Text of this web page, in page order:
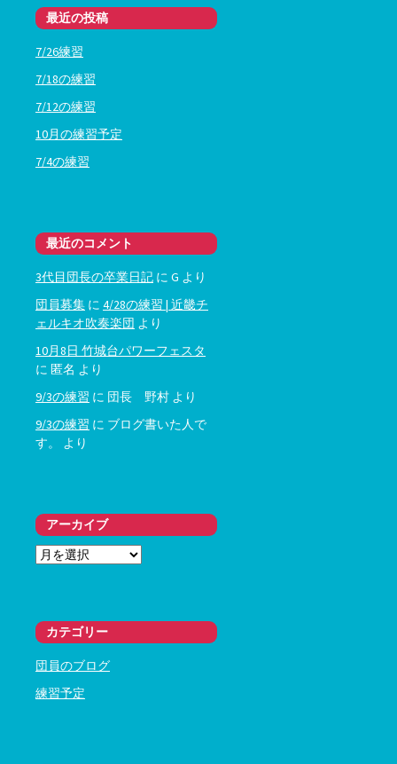
最近の投稿
7/26練習
7/18の練習
7/12の練習
10月の練習予定
7/4の練習
最近のコメント
3代目団長の卒業日記 に G より
団員募集 に 4/28の練習 | 近畿チ
ェルキオ吹奏楽団 より
10月8日 竹城台パワーフェスタ
に 匿名 より
9/3の練習 に 団長 野村 より
9/3の練習 に ブログ書いた人で
す。
より
アーカイブ
ア
ブ カテゴリー
団員のブログ
練習予定